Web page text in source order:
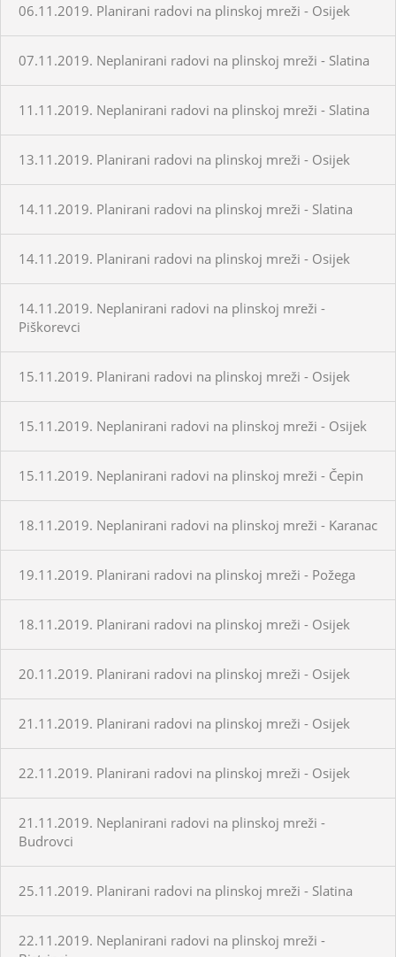
06.11.2019. Planirani radovi na plinskoj mreži - Osijek
07.11.2019. Neplanirani radovi na plinskoj mreži - Slatina
11.11.2019. Neplanirani radovi na plinskoj mreži - Slatina
13.11.2019. Planirani radovi na plinskoj mreži - Osijek
14.11.2019. Planirani radovi na plinskoj mreži - Slatina
14.11.2019. Planirani radovi na plinskoj mreži - Osijek
14.11.2019. Neplanirani radovi na plinskoj mreži -
Piškorevci
15.11.2019. Planirani radovi na plinskoj mreži - Osijek
15.11.2019. Neplanirani radovi na plinskoj mreži - Osijek
15.11.2019. Neplanirani radovi na plinskoj mreži - Čepin
18.11.2019. Neplanirani radovi na plinskoj mreži - Karanac
19.11.2019. Planirani radovi na plinskoj mreži - Požega
18.11.2019. Planirani radovi na plinskoj mreži - Osijek
20.11.2019. Planirani radovi na plinskoj mreži - Osijek
21.11.2019. Planirani radovi na plinskoj mreži - Osijek
22.11.2019. Planirani radovi na plinskoj mreži - Osijek
21.11.2019. Neplanirani radovi na plinskoj mreži -
Budrovci
25.11.2019. Planirani radovi na plinskoj mreži - Slatina
22.11.2019. Neplanirani radovi na plinskoj mreži -